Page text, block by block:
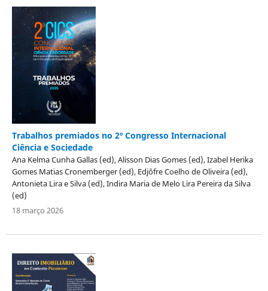
Trabalhos premiados no 2º Congresso Internacional
Ciência e Sociedade
Ana Kelma Cunha Gallas (ed), Alisson Dias Gomes (ed), Izabel Herika
Gomes Matias Cronemberger (ed), Edjôfre Coelho de Oliveira (ed),
Antonieta Lira e Silva (ed), Indira Maria de Melo Lira Pereira da Silva
(ed)
18 março 2026